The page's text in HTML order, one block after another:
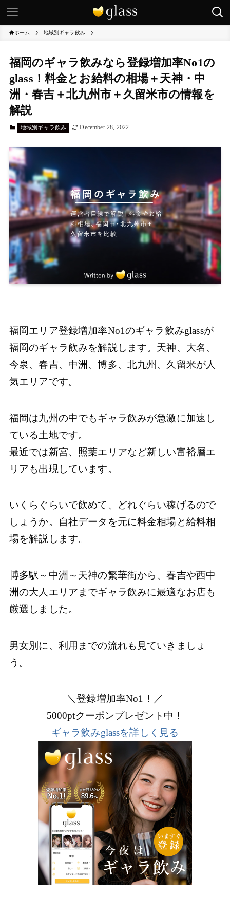
ホーム 地域別ギャラ飲み
福岡のギャラ飲みなら登録増加率No1の
glass！料金とお給料の相場＋天神・中
洲・春吉＋北九州市＋久留米市の情報を
解説
地域別ギャラ飲み December 28, 2022
福岡エリア登録増加率No1のギャラ飲みglassが
福岡のギャラ飲みを解説します。天神、大名、
今泉、春吉、中洲、博多、北九州、久留米が人
気エリアです。
福岡は九州の中でもギャラ飲みが急激に加速し
ている土地です。
最近では新宮、照葉エリアなど新しい富裕層エ
リアも出現しています。
いくらぐらいで飲めて、どれぐらい稼げるので
しょうか。自社データを元に料金相場と給料相
場を解説します。
博多駅～中洲～天神の繁華街から、春吉や西中
洲の大人エリアまでギャラ飲みに最適なお店も
厳選しました。
男女別に、利用までの流れも見ていきましょ
う。
＼登録増加率No1！／
5000ptクーポンプレゼント中！
ギャラ飲みglassを詳しく見る